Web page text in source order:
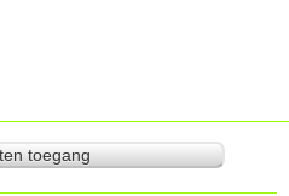
toegang